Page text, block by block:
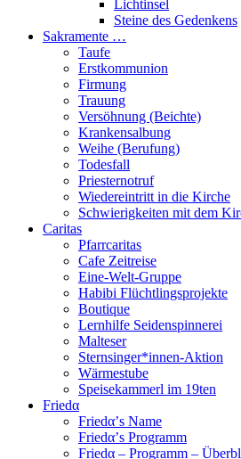
Lichtinsel
Steine des Gedenkens
Sakramente …
Taufe
Erstkommunion
Firmung
Trauung
Versöhnung (Beichte)
Krankensalbung
Weihe (Berufung)
Todesfall
Priesternotruf
Wiedereintritt in die Kirche
Schwierigkeiten mit dem
Caritas
Pfarrcaritas
Cafe Zeitreise
Eine-Welt-Gruppe
Habibi Flüchtlingsprojekte
Boutique
Lernhilfe Seidenspinnerei
Malteser
Sternsinger*innen-Aktion
Wärmestube
Speisekammerl im 19ten
Friedα
Friedα’s Name
Friedα’s Programm
Friedα – Programm –